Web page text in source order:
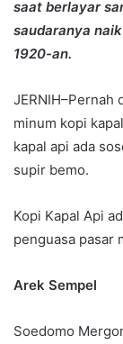
saat berlayar
saudaranya
1920-an.
JERNIH–Pernah
minum kopi
kapal api ada
supir bemo.
Kopi Kapal Api
penguasa pasar
Arek Sempel
Soedomo